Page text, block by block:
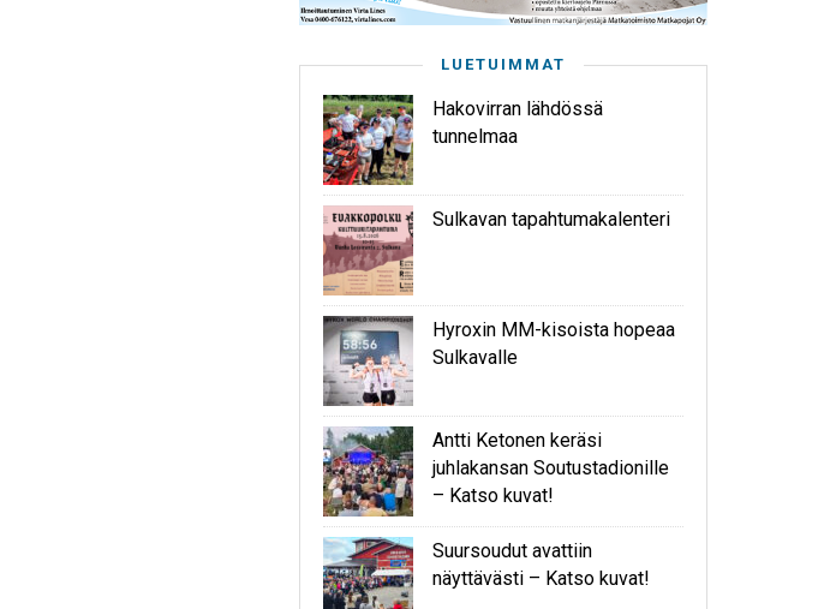
LUETUIMMAT
Hakovirran lähdössä
tunnelmaa
Sulkavan tapahtumakalenteri
Hyroxin MM-kisoista hopeaa
Sulkavalle
Antti Ketonen keräsi
juhlakansan Soutustadionille
– Katso kuvat!
Suursoudut avattiin
näyttävästi – Katso kuvat!